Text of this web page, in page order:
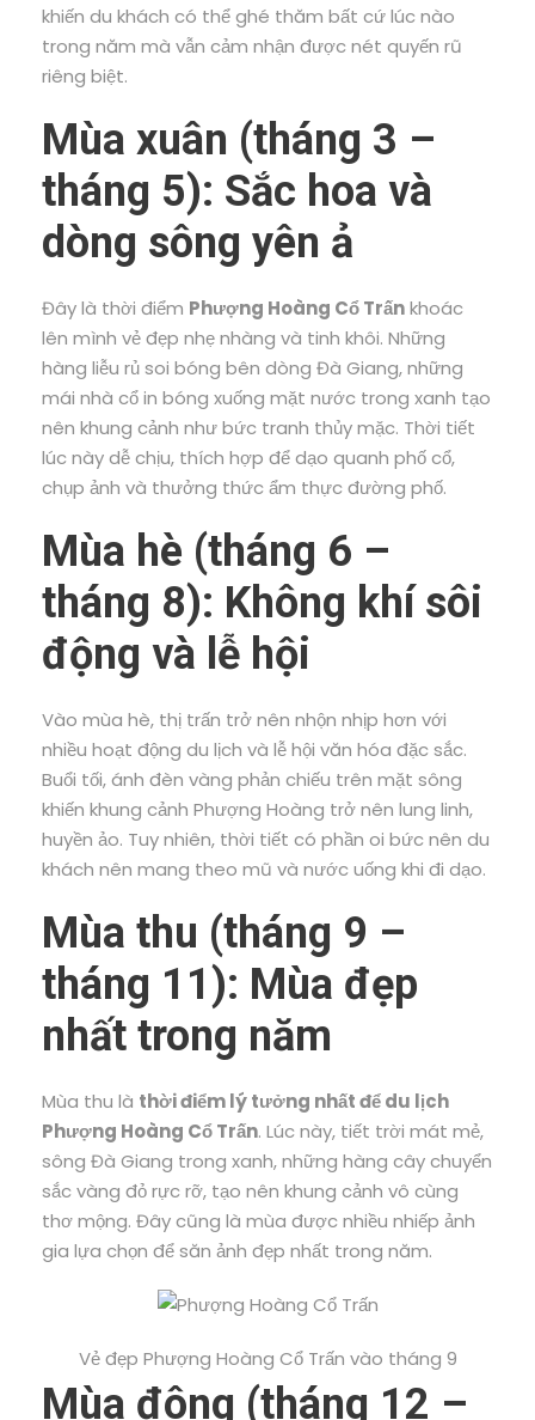
khiến du khách có thể ghé thăm bất cứ lúc nào
trong năm mà vẫn cảm nhận được nét quyến rũ
riêng biệt.
Mùa xuân (tháng 3 –
tháng 5): Sắc hoa và
dòng sông yên ả
Đây là thời điểm Phượng Hoàng Cổ Trấnkhoác
lên mình vẻ đẹp nhẹ nhàng và tinh khôi. Những
hàng liễu rủ soi bóng bên dòng Đà Giang, những
mái nhà cổ in bóng xuống mặt nước trong xanh tạo
nên khung cảnh như bức tranh thủy mặc. Thời tiết
lúc này dễ chịu, thích hợp để dạo quanh phố cổ,
chụp ảnh và thưởng thức ẩm thực đường phố.
Mùa hè (tháng 6 –
tháng 8): Không khí sôi
động và lễ hội
Vào mùa hè, thị trấn trở nên nhộn nhịp hơn với
nhiều hoạt động du lịch và lễ hội văn hóa đặc sắc.
Buổi tối, ánh đèn vàng phản chiếu trên mặt sông
khiến khung cảnh Phượng Hoàng trở nên lung linh,
huyền ảo. Tuy nhiên, thời tiết có phần oi bức nên du
khách nên mang theo mũ và nước uống khi đi dạo.
Mùa thu (tháng 9 –
tháng 11): Mùa đẹp
nhất trong năm
Mùa thu là thời điểm lý tưởng nhất để du lịch
Phượng Hoàng Cổ Trấn. Lúc này, tiết trời mát mẻ,
sông Đà Giang trong xanh, những hàng cây chuyển
sắc vàng đỏ rực rỡ, tạo nên khung cảnh vô cùng
thơ mộng. Đây cũng là mùa được nhiều nhiếp ảnh
gia lựa chọn để săn ảnh đẹp nhất trong năm.
Vẻ đẹp Phượng Hoàng Cổ Trấn vào tháng 9
Mùa đông (tháng 12 –